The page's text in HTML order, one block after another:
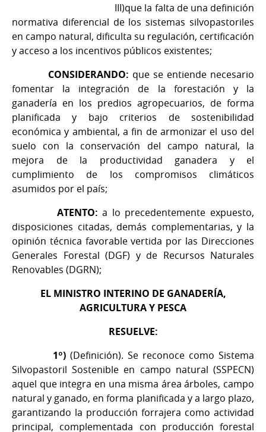
III)que la falta de una definición
normativa diferencial de los sistemas silvopastoriles
en campo natural, dificulta su regulación, certificación
y acceso a los incentivos públicos existentes;
CONSIDERANDO: que se entiende necesario
fomentar la integración de la forestación y la
ganadería en los predios agropecuarios, de forma
planificada y bajo criterios de sostenibilidad
económica y ambiental, a fin de armonizar el uso del
suelo con la conservación del campo natural, la
mejora de la productividad ganadera y el
cumplimiento de los compromisos climáticos
asumidos por el país;
ATENTO: a lo precedentemente expuesto,
disposiciones citadas, demás complementarias, y la
opinión técnica favorable vertida por las Direcciones
Generales Forestal (DGF) y de Recursos Naturales
Renovables (DGRN);
EL MINISTRO INTERINO DE GANADERÍA,
AGRICULTURA Y PESCA
RESUELVE:
1º)(Definición). Se reconoce como Sistema
Silvopastoril Sostenible en campo natural (SSPECN)
aquel que integra en una misma área árboles, campo
natural y ganado, en forma planificada y a largo plazo,
garantizando la producción forrajera como actividad
principal, complementada con producción forestal